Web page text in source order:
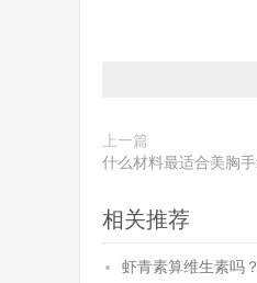
上一篇
什么材料最适合美胸手
相关推荐
虾青素算维生素吗？